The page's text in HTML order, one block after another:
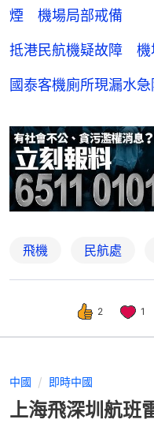
煙 機場局部戒備
抵港民航機疑故障 機
國泰客機廁所現漏水
飛機 民航處
2 1
中國 即時中國
上海飛深圳航